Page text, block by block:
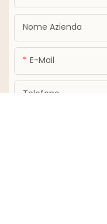
Nome Azienda
E-Mail
Telefono